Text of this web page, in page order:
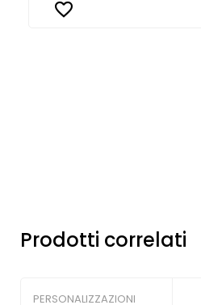
Prodotti correlati
PERSONALIZZAZIONI